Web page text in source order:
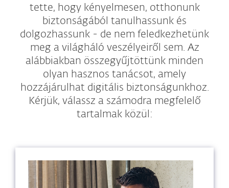
tette, hogy kényelmesen, otthonunk
biztonságából tanulhassunk és
dolgozhassunk - de nem feledkezhetünk
meg a világháló veszélyeiről sem. Az
alábbiakban összegyűjtöttünk minden
olyan hasznos tanácsot, amely
hozzájárulhat digitális biztonságunkhoz.
Kérjük, válassz a számodra megfelelő
tartalmak közül: